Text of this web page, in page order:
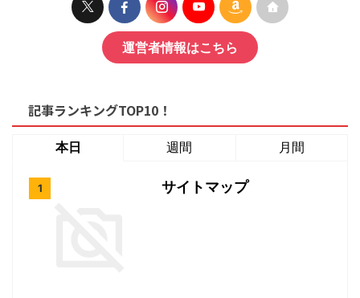
運営者情報はこちら
記事ランキングTOP10！
本日 週間 月間
サイトマップ